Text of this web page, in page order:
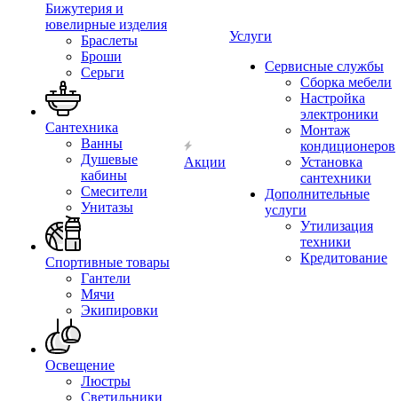
Бижутерия и
ювелирные изделия
Браслеты
Броши
Серьги
Сантехника
Ванны
Душевые
кабины
Смесители
Унитазы
Спортивные товары
Гантели
Мячи
Экипировки
Освещение
Люстры
Светильники
Акции
Услуги
Сервисные службы
Сборка мебели
Настройка
электроники
Монтаж
кондиционеров
Установка
сантехники
Дополнительные
услуги
Утилизация
техники
Кредитование